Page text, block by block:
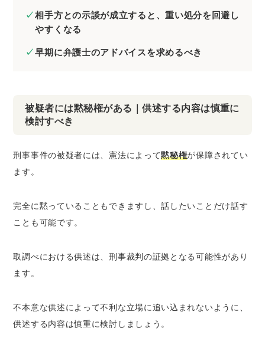
相手方との示談が成立すると、重い処分を回避し
やすくなる
早期に弁護士のアドバイスを求めるべき
被疑者には黙秘権がある｜供述する内容は慎重に
検討すべき
刑事事件の被疑者には、憲法によって黙秘権が保障されてい
ます。
完全に黙っていることもできますし、話したいことだけ話す
ことも可能です。
取調べにおける供述は、刑事裁判の証拠となる可能性があり
ます。
不本意な供述によって不利な立場に追い込まれないように、
供述する内容は慎重に検討しましょう。